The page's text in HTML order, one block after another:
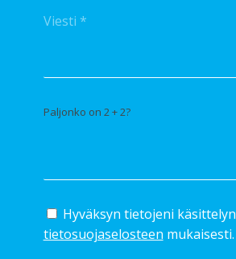
Paljonko on 2 + 2?
Hyväksyn tietojeni käsittelyn
tietosuojaselosteen mukaisesti.